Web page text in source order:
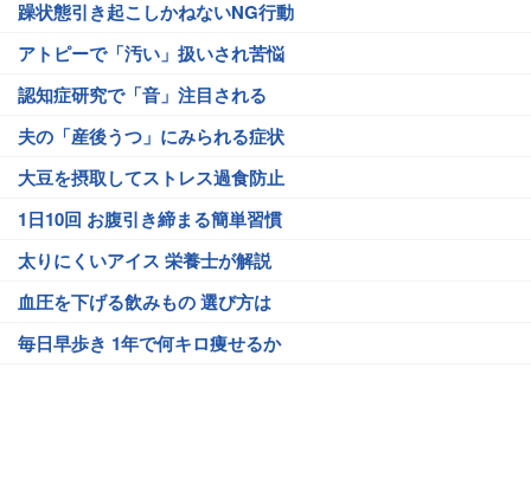
躁状態引き起こしかねないNG行動
アトピーで「汚い」扱いされ苦悩
認知症研究で「音」注目される
夫の「産後うつ」にみられる症状
大豆を摂取してストレス過食防止
1日10回 お腹引き締まる簡単習慣
太りにくいアイス 栄養士が解説
血圧を下げる飲みもの 選び方は
毎日早歩き 1年で何キロ痩せるか